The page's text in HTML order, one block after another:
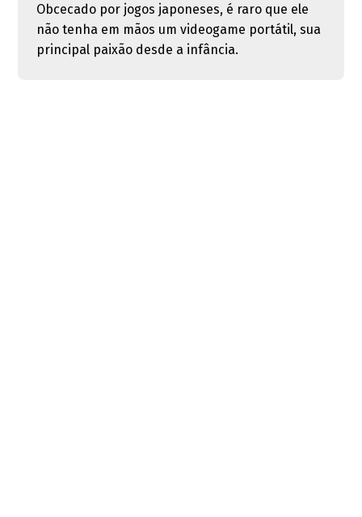
Obcecado por jogos japoneses, é raro que ele
não tenha em mãos um videogame portátil, sua
principal paixão desde a infância.